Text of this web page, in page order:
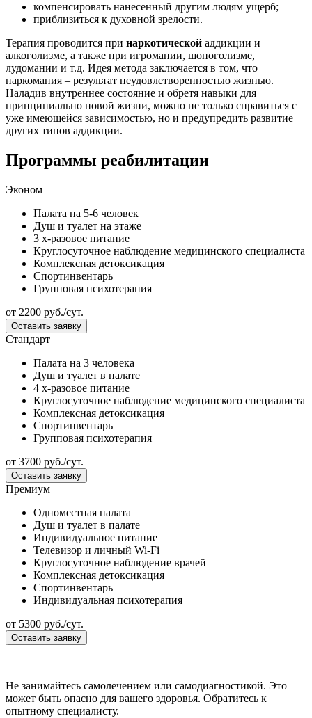
компенсировать нанесенный другим людям ущерб;
приблизиться к духовной зрелости.
Терапия проводится при наркотической аддикции и
алкоголизме, а также при игромании, шопоголизме,
лудомании и т.д. Идея метода заключается в том, что
наркомания – результат неудовлетворенностью жизнью.
Наладив внутреннее состояние и обретя навыки для
принципиально новой жизни, можно не только справиться с
уже имеющейся зависимостью, но и предупредить развитие
других типов аддикции.
Программы реабилитации
Эконом
Палата на 5-6 человек
Душ и туалет на этаже
3 х-разовое питание
Круглосуточное наблюдение медицинского специалиста
Комплексная детоксикация
Спортинвентарь
Групповая психотерапия
от 2200 руб./сут.
Оставить заявку
Стандарт
Палата на 3 человека
Душ и туалет в палате
4 х-разовое питание
Круглосуточное наблюдение медицинского специалиста
Комплексная детоксикация
Спортинвентарь
Групповая психотерапия
от 3700 руб./сут.
Оставить заявку
Премиум
Одноместная палата
Душ и туалет в палате
Индивидуальное питание
Телевизор и личный Wi-Fi
Круглосуточное наблюдение врачей
Комплексная детоксикация
Спортинвентарь
Индивидуальная психотерапия
от 5300 руб./сут.
Оставить заявку
Не занимайтесь самолечением или самодиагностикой. Это
может быть опасно для вашего здоровья. Обратитесь к
опытному специалисту.